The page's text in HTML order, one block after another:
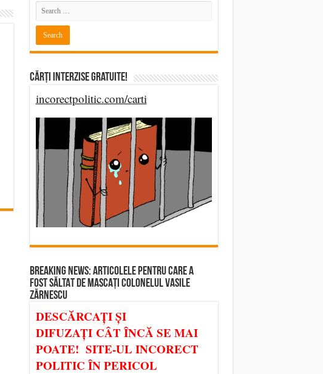
Cărți Interzise Gratuite!
incorectpolitic.com/carti
BREAKING NEWS: ARTICOLELE PENTRU CARE A
FOST SĂLTAT DE MASCAȚI COLONELUL VASILE
ZĂRNESCU
DESCĂRCAȚI ȘI
DIFUZAȚI CÂT ÎNCĂ SE MAI
POATE! SITE-UL INCORECT
POLITIC ÎN PERICOL